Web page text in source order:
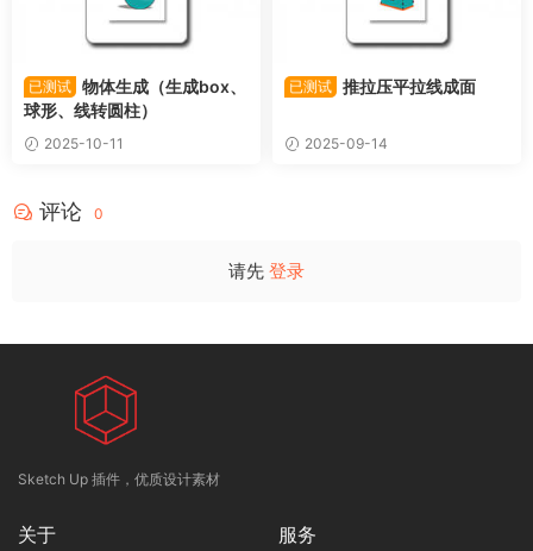
已测试 物体生成（生成box、
球形、线转圆柱）
2025-10-11
已测试 推拉压平拉线成面
2025-09-14
评论 0
请先 登录
Sketch Up 插件，优质设计素材
关于 服务